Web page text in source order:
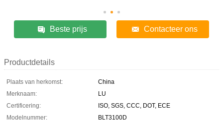
Beste prijs Contacteer ons
Productdetails
Plaats van herkomst:
China
Merknaam:
LU
Certificering:
ISO, SGS, CCC, DOT, ECE
Modelnummer:
BLT3100D